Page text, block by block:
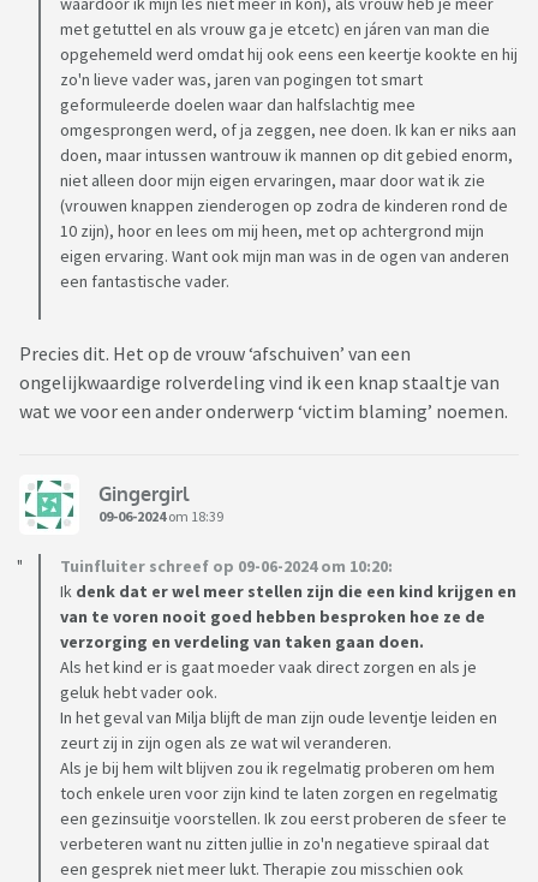
met getuttel en als vrouw ga je etcetc) en járen van man die
opgehemeld werd omdat hij ook eens een keertje kookte en hij
zo'n lieve vader was, jaren van pogingen tot smart
geformuleerde doelen waar dan halfslachtig mee
omgesprongen werd, of ja zeggen, nee doen. Ik kan er niks aan
doen, maar intussen wantrouw ik mannen op dit gebied enorm,
niet alleen door mijn eigen ervaringen, maar door wat ik zie
(vrouwen knappen zienderogen op zodra de kinderen rond de
10 zijn), hoor en lees om mij heen, met op achtergrond mijn
eigen ervaring. Want ook mijn man was in de ogen van anderen
een fantastische vader.
Precies dit. Het op de vrouw ‘afschuiven’ van een
ongelijkwaardige rolverdeling vind ik een knap staaltje van
wat we voor een ander onderwerp ‘victim blaming’ noemen.
Gingergirl
09-06-2024om 18:39
Tuinfluiter schreef op 09-06-2024 om 10:20:
Ik denk dat er wel meer stellen zijn die een kind krijgen en
van te voren nooit goed hebben besproken hoe ze de
verzorging en verdeling van taken gaan doen.
Als het kind er is gaat moeder vaak direct zorgen en als je
geluk hebt vader ook.
In het geval van Milja blijft de man zijn oude leventje leiden en
zeurt zij in zijn ogen als ze wat wil veranderen.
Als je bij hem wilt blijven zou ik regelmatig proberen om hem
toch enkele uren voor zijn kind te laten zorgen en regelmatig
een gezinsuitje voorstellen. Ik zou eerst proberen de sfeer te
verbeteren want nu zitten jullie in zo'n negatieve spiraal dat
een gesprek niet meer lukt. Therapie zou misschien ook